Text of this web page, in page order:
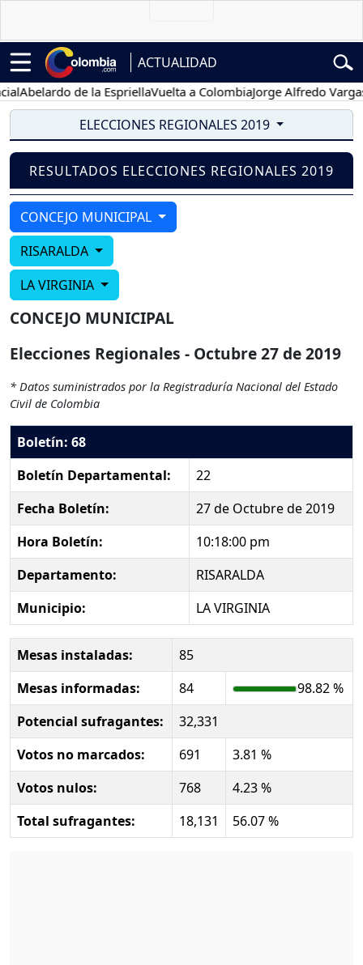
ACTUALIDAD
Abelardo de la EspriellaVuelta a ColombiaJorge Alfredo Vargas
ELECCIONES REGIONALES 2019
RESULTADOS ELECCIONES REGIONALES 2019
CONCEJO MUNICIPAL
RISARALDA
LA VIRGINIA
CONCEJO MUNICIPAL
Elecciones Regionales - Octubre 27 de 2019
* Datos suministrados por la Registraduría Nacional del Estado
Civil de Colombia
Boletín: 68
Boletín Departamental:
22
Fecha Boletín:
27 de Octubre de 2019
Hora Boletín:
10:18:00 pm
Departamento:
RISARALDA
Municipio:
LA VIRGINIA
Mesas instaladas:
85
Mesas informadas:
84
98.82 %
Potencial sufragantes:
32,331
Votos no marcados:
691
3.81 %
Votos nulos:
768
4.23 %
Total sufragantes:
18,131 56.07 %